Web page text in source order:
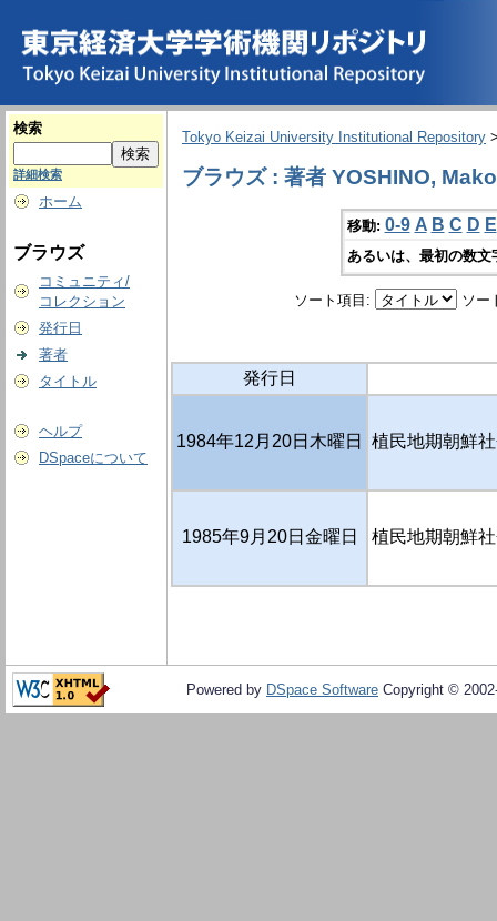
検索
詳細検索
ホーム
ブラウズ
コミュニティ/
コレクション
発行日
著者
タイトル
ヘルプ
DSpaceについて
Tokyo Keizai University Institutional Repository
ブラウズ : 著者 YOSHINO,
移動: 0-9 A B C D E
あるいは、最初の数
ソート項目: ソー
発行日
1984年12月20日木曜日 植民地期朝鮮
1985年9月20日金曜日 植民地期朝鮮
Powered by DSpace Software Copyright ©